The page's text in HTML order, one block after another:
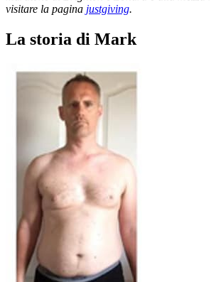
visitare la pagina justgiving.
La storia di Mark